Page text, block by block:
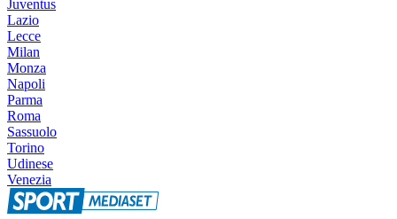
Juventus
Lazio
Lecce
Milan
Monza
Napoli
Parma
Roma
Sassuolo
Torino
Udinese
Venezia